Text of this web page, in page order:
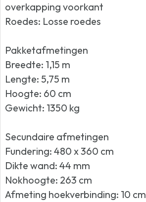
overkapping voorkant
Roedes: Losse roedes
Pakketafmetingen
Breedte: 1,15 m
Lengte: 5,75 m
Hoogte: 60 cm
Gewicht: 1350 kg
Secundaire afmetingen
Fundering: 480 x 360 cm
Dikte wand: 44 mm
Nokhoogte: 263 cm
Afmeting hoekverbinding: 10 cm